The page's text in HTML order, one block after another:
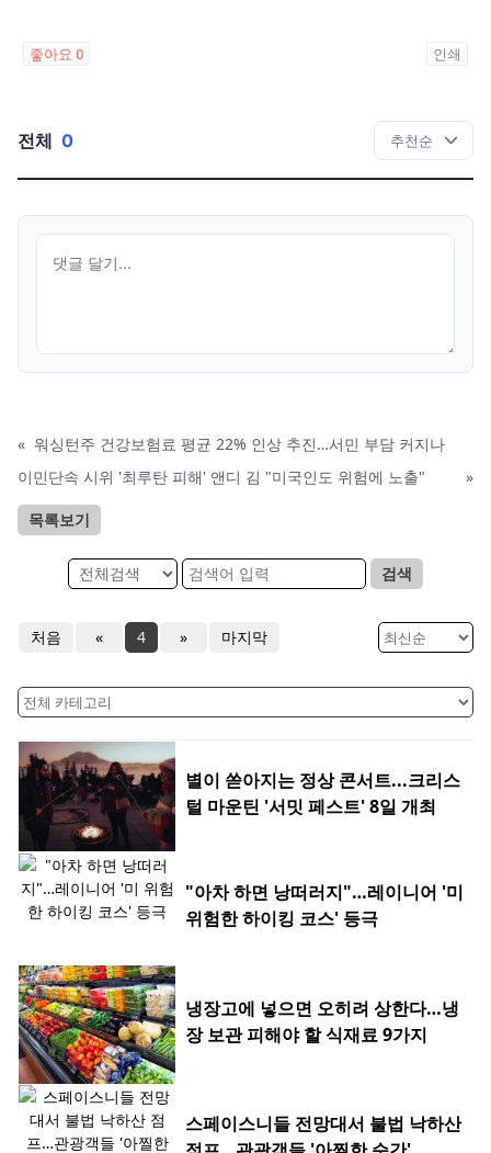
좋아요 0 인쇄
전체 0
« 워싱턴주 건강보험료 평균 22% 인상 추진…서민 부담 커지나
이민단속 시위 '최루탄 피해' 앤디 김 "미국인도 위험에 노출"
»
목록보기
검색
처음 « 4 » 마지막
별이 쏟아지는 정상 콘서트...크리스
털 마운틴 '서밋 페스트' 8일 개최
"아차 하면 낭떠러지"…레이니어 '미
위험한 하이킹 코스' 등극
냉장고에 넣으면 오히려 상한다…냉
장 보관 피해야 할 식재료 9가지
스페이스니들 전망대서 불법 낙하산